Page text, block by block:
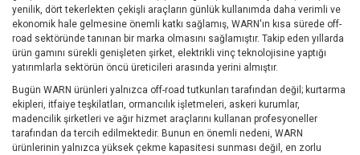
yenilik, dört tekerlekten çekişli araçların günlük kullanımda daha verimli ve
ekonomik hale gelmesine önemli katkı sağlamış, WARN'ın kısa sürede off-
road sektöründe tanınan bir marka olmasını sağlamıştır. Takip eden yıllarda
ürün gamını sürekli genişleten şirket, elektrikli vinç teknolojisine yaptığı
yatırımlarla sektörün öncü üreticileri arasında yerini almıştır.
Bugün WARN ürünleri yalnızca off-road tutkunları tarafından değil; kurtarma
ekipleri, itfaiye teşkilatları, ormancılık işletmeleri, askeri kurumlar,
madencilik şirketleri ve ağır hizmet araçlarını kullanan profesyoneller
tarafından da tercih edilmektedir. Bunun en önemli nedeni, WARN
ürünlerinin yalnızca yüksek çekme kapasitesi sunması değil, en zorlu